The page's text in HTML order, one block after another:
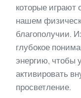
которые
нашем
благополучии.
глубокое
энергию, чтобы
активировать
просветление.